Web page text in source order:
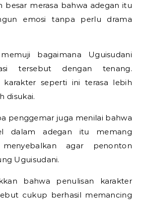
besar merasa bahwa adegan itu
emosi tanpa perlu drama
bagaimana Uguisudani
tersebut dengan tenang.
karakter seperti ini terasa lebih
disukai.
penggemar juga menilai bahwa
dalam adegan itu memang
agar penonton
Uguisudani.
bahwa penulisan karakter
cukup berhasil memancing